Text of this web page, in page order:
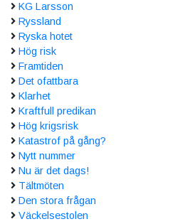
KG Larsson
Ryssland
Ryska hotet
Hög risk
Framtiden
Det ofattbara
Klarhet
Kraftfull predikan
Hög krigsrisk
Katastrof på gång?
Nytt nummer
Nu är det dags!
Tältmöten
Den stora frågan
Väckelsestolen